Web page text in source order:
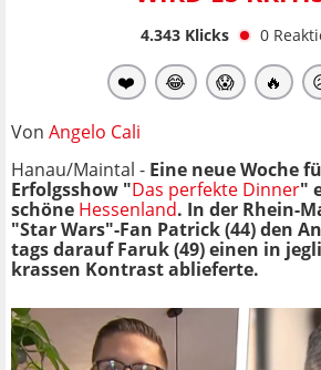
4.343Klicks 0
❤️ 😂 😱 🔥
Von Angelo Cali
Hanau/Maintal - Eine neue Woche
Erfolgsshow "Das perfekte Dinner"
schöne Hessenland. In der Rhein-
"Star Wars"-Fan Patrick (44) den
tags darauf Faruk (49) einen in
krassen Kontrast ablieferte.